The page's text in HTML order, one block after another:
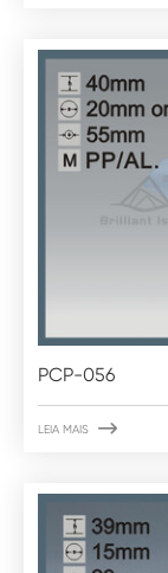
PCP-056
LEIA MAIS 